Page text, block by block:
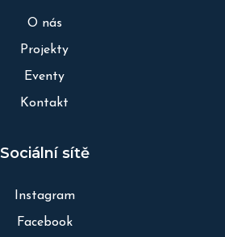
O nás
Projekty
Eventy
Kontakt
Sociální sítě
Instagram
Facebook